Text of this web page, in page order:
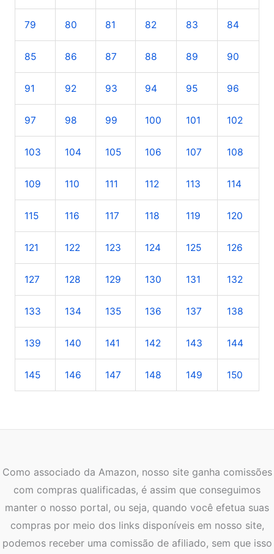
79 80 81 82 83 84
85 86 87 88 89 90
91 92 93 94 95 96
97 98 99 100 101 102
103 104 105 106 107 108
109 110 111 112 113 114
115 116 117 118 119 120
121 122 123 124 125 126
127 128 129 130 131 132
133 134 135 136 137 138
139 140 141 142 143 144
145 146 147 148 149 150
Como associado da Amazon, nosso site ganha comissões
com compras qualificadas, é assim que conseguimos
manter o nosso portal, ou seja, quando você efetua suas
compras por meio dos links disponíveis em nosso site,
podemos receber uma comissão de afiliado, sem que isso